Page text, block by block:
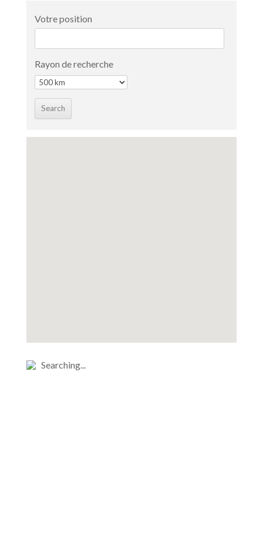
Votre position
Rayon de recherche
Searching...